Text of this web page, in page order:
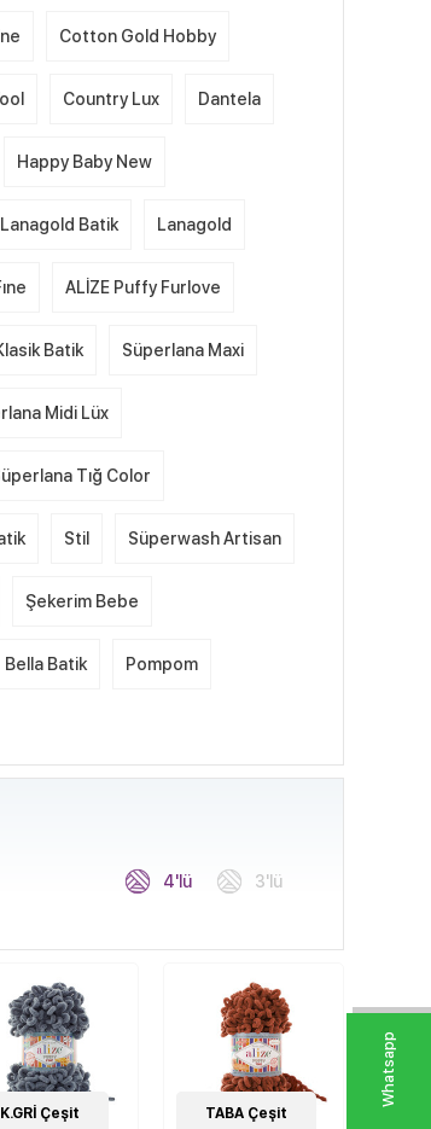
W
h
a
s
p
p
D
e
s
e
H
a
t
t
Cotton Gold Hobby
Country Lux Dantela
Happy Baby New
Lanagold Batik Lanagold
ALİZE Puffy Furlove
Batik Süperlana Maxi
Midi Lüx
Tığ Color
Stil Süperwash Artisan
Şekerim Bebe
Bella Batik Pompom
4'lü 3'lü
62Çeşit
K.GRİ Çeşit 62Çeşit
TABA Çeşit